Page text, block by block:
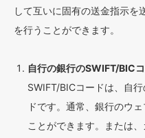
して互いに固有の送金指示を
を行うことができます。
自行の銀行のSWIFT/BIC
SWIFT/BICコードは、自
ドです。通常、銀行のウ
ことができます。または